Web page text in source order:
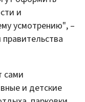
и
усмотрению", –
правительства
сами
и детские